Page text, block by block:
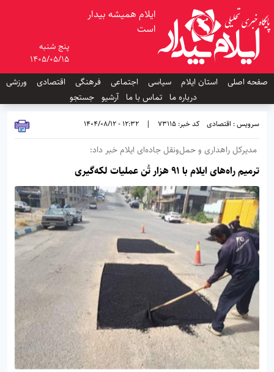
ایلام همیشه بیدار
است
پنج شنبه
1405/05/15
صفحه اصلی
استان ایلام سیاسی اجتماعی فرهنگی اقتصادی
ورزشی
درباره ما تماس با ما آرشیو جستجو
سرویس : اقتصادی کد خبر: 73115 |
12:32 - 1404/08/12
مدیرکل راهداری و حمل‌ونقل جاده‌ای ایلام خبر داد:
ترمیم راه‌های ایلام با ۹۱ هزار تُن عملیات لکه‌گیری